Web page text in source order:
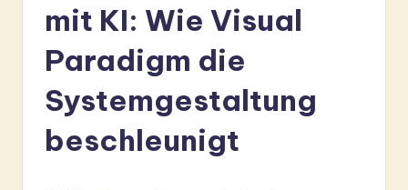
m
mit KI: Wie Visual
Paradigm die
Systemgestaltung
beschleunigt